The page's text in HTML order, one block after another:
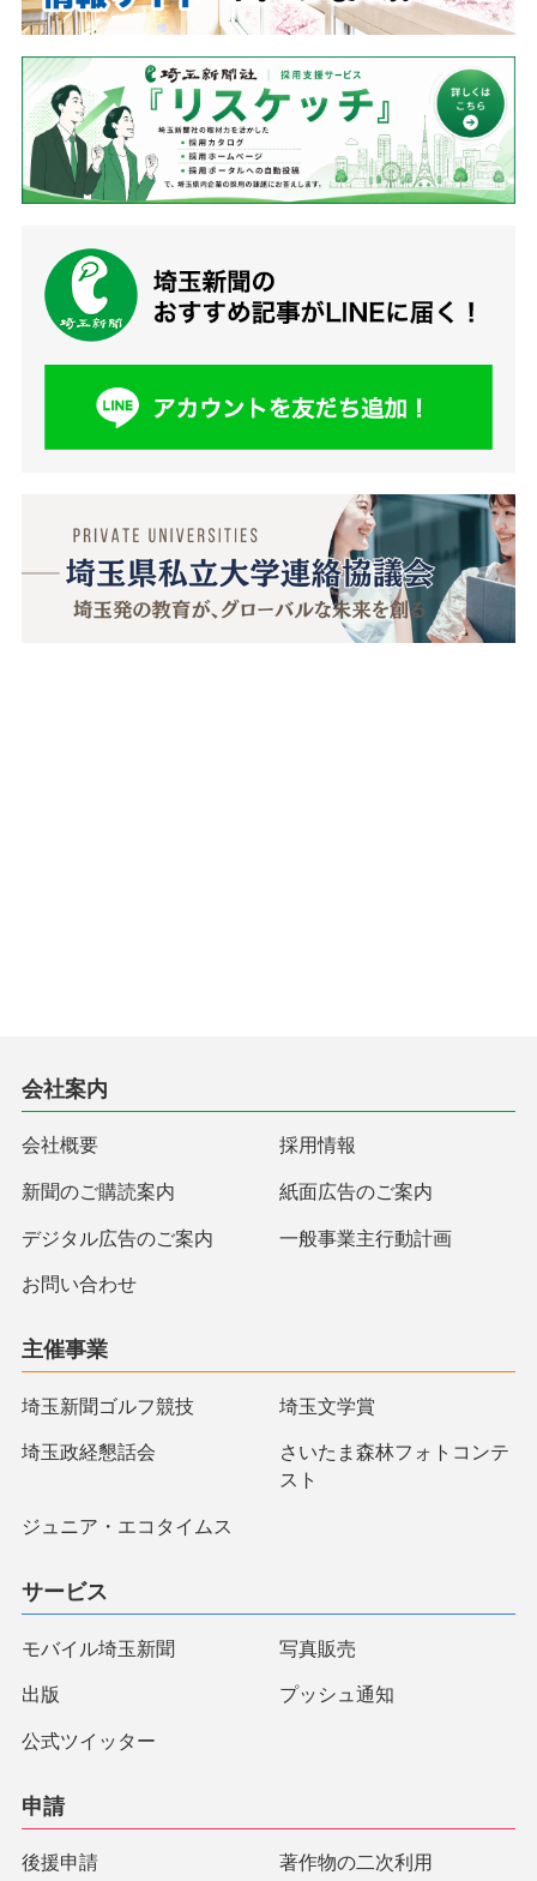
会社案内
会社概要 採用情報
新聞のご購読案内 紙面広告のご案内
デジタル広告のご案内 一般事業主行動計画
お問い合わせ
主催事業
埼玉新聞ゴルフ競技 埼玉文学賞
埼玉政経懇話会
さいたま森林フォトコンテ
スト
ジュニア・エコタイムス
サービス
モバイル埼玉新聞 写真販売
出版 プッシュ通知
公式ツイッター
申請
後援申請 著作物の二次利用